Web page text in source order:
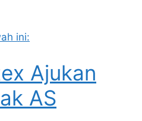
ini:
Ajukan
AS